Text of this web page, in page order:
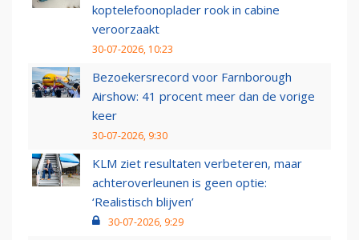
koptelefoonoplader rook in cabine
veroorzaakt
30-07-2026, 10:23
Bezoekersrecord voor Farnborough
Airshow: 41 procent meer dan de vorige
keer
30-07-2026, 9:30
KLM ziet resultaten verbeteren, maar
achteroverleunen is geen optie:
‘Realistisch blijven’
30-07-2026, 9:29